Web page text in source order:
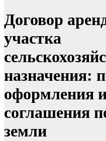
Договор
участка
назначения:
оформления
соглашения
земли